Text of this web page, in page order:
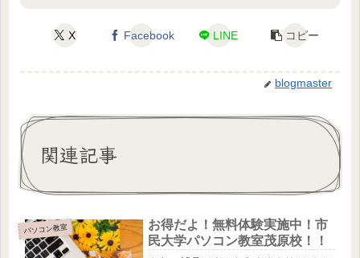
X Facebook LINE コピー
blogmaster
関連記事
パソコン教室
お得だよ！無料体験実施中！市
民大学パソコン教室茂原校！！